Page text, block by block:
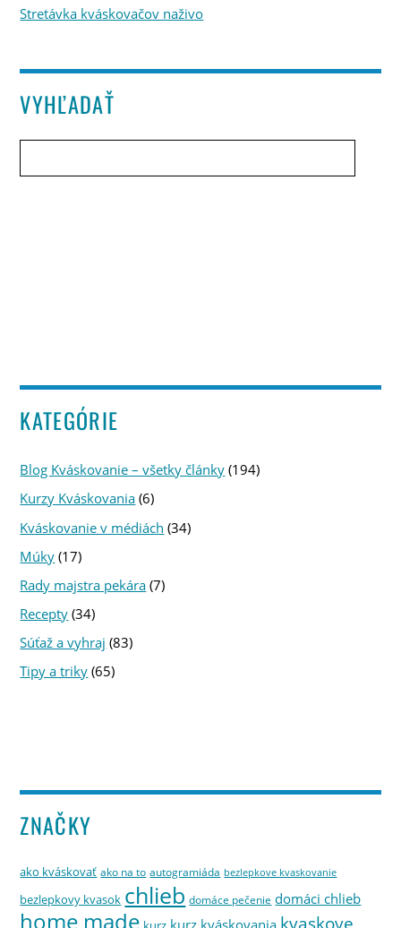
Stretávka kváskovačov naživo
VYHĽADAŤ
KATEGÓRIE
Blog Kváskovanie – všetky články (194)
Kurzy Kváskovania (6)
Kváskovanie v médiách (34)
Múky (17)
Rady majstra pekára (7)
Recepty (34)
Súťaž a vyhraj (83)
Tipy a triky (65)
ZNAČKY
ako kváskovať ako na to autogramiáda bezlepkove kvaskovanie
bezlepkovy kvasok chlieb domáce pečenie domáci chlieb
home made kurz kváskovania kvaskove